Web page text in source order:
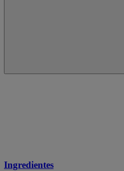
Ingredientes